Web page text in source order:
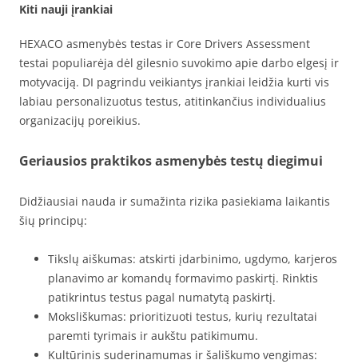
Kiti nauji įrankiai
HEXACO asmenybės testas ir Core Drivers Assessment
testai populiarėja dėl gilesnio suvokimo apie darbo elgesį ir
motyvaciją. DI pagrindu veikiantys įrankiai leidžia kurti vis
labiau personalizuotus testus, atitinkančius individualius
organizacijų poreikius.
Geriausios praktikos asmenybės testų diegimui
Didžiausiai nauda ir sumažinta rizika pasiekiama laikantis
šių principų:
Tikslų aiškumas: atskirti įdarbinimo, ugdymo, karjeros
planavimo ar komandų formavimo paskirtį. Rinktis
patikrintus testus pagal numatytą paskirtį.
Moksliškumas: prioritizuoti testus, kurių rezultatai
paremti tyrimais ir aukštu patikimumu.
Kultūrinis suderinamumas ir šališkumo vengimas: